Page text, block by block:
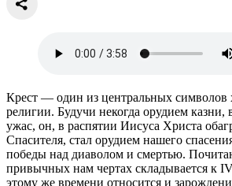
Крест — один из центральных символов
религии. Будучи некогда орудием
ужас, он, в распятии Иисуса Христа
Спасителя, стал орудием нашего
победы над диаволом и смертью.
привычных нам чертах складывается к
этому же времени относится и